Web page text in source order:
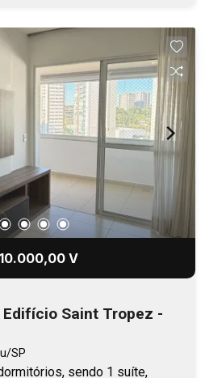
V
Saint Tropez -
SP
sendo 1 suíte,